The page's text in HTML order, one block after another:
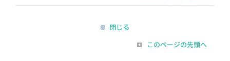
閉じる
このページの先頭へ